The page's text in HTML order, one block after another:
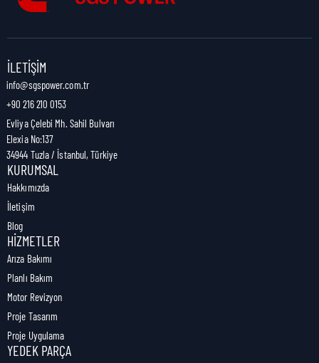
Nakliye Ağırlığı:
İLETIŞIM
info@sgspower.com.tr
+90 216 210 0153
Evliya Çelebi Mh. Sahil Bulvarı
Elexia No:137
34944 Tuzla / İstanbul, Türkiye
KURUMSAL
Hakkımızda
İletişim
Blog
HIZMETLER
Arıza Bakımı
Planlı Bakım
Motor Revizyon
Proje Tasarım
Proje Uygulama
YEDEK PARÇA